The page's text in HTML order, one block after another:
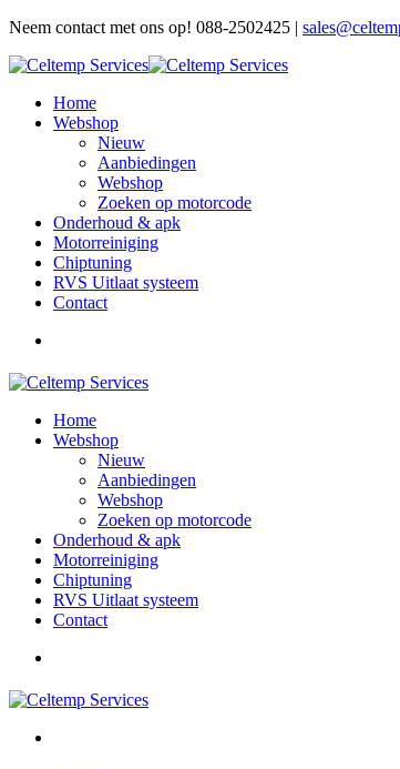
Neem contact met ons op! 088-2502425 |
Home
Webshop
Nieuw
Aanbiedingen
Webshop
Zoeken op motorcode
Onderhoud & apk
Motorreiniging
Chiptuning
RVS Uitlaat systeem
Contact
Home
Webshop
Nieuw
Aanbiedingen
Webshop
Zoeken op motorcode
Onderhoud & apk
Motorreiniging
Chiptuning
RVS Uitlaat systeem
Contact